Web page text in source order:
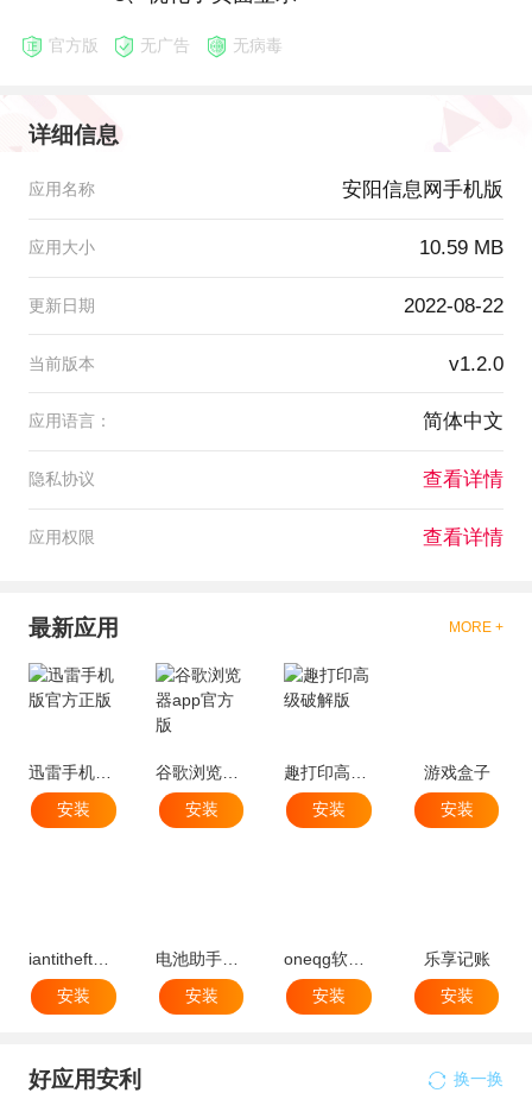
官方版 无广告 无病毒
详细信息
应用名称 安阳信息网手机版
应用大小 10.59 MB
更新日期 2022-08-22
当前版本 v1.2.0
应用语言： 简体中文
隐私协议 查看详情
应用权限 查看详情
最新应用 MORE +
迅雷手机版官方正版
安装
安装
安装
游戏盒子
安装
iantitheft免费版
安装
安装
oneqg软件官方版最新版
安装
乐享记账
安装
好应用安利 换一换